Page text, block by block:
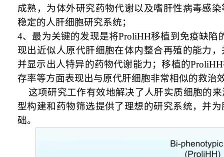
成熟，为体外研究药物代谢以及嗜肝性病毒感
稳定的人肝细胞研究系统；
4、最为关键的发现是将ProliHH移植到免疫缺陷
现出近似人原代肝细胞在体内整合再殖的能力
并显示出人特异的药物代谢能力；移植的ProliHH
存率等方面表现出与原代肝细胞非常相似的救治
这项研究工作有效地解决了人肝实质细胞的
型构建和药物筛选提供了理想的研究系统，并
础。